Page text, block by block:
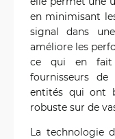
en minimisant
signal dans
améliore les
ce qui en fait
fournisseurs
entités qui ont
robuste sur de
La technologie